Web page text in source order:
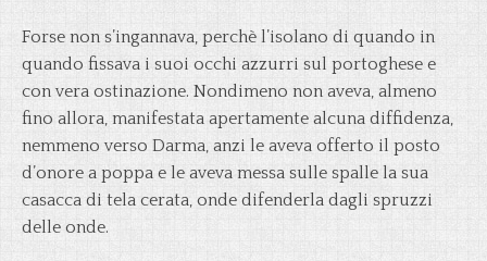
Forse non s’ingannava, perchè l’isolano di quando in
quando fissava i suoi occhi azzurri sul portoghese e
con vera ostinazione. Nondimeno non aveva, almeno
fino allora, manifestata apertamente alcuna diffidenza,
nemmeno verso Darma, anzi le aveva offerto il posto
d’onore a poppa e le aveva messa sulle spalle la sua
casacca di tela cerata, onde difenderla dagli spruzzi
delle onde.